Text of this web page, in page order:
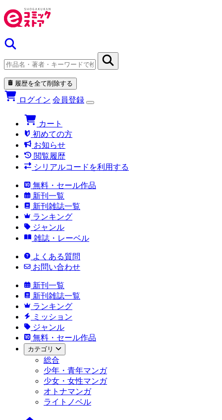
履歴を全て削除する
ログイン 会員登録
カート
初めての方
お知らせ
閲覧履歴
シリアルコードを利用する
無料・セール作品
新刊一覧
新刊雑誌一覧
ランキング
ジャンル
雑誌・レーベル
よくある質問
お問い合わせ
新刊一覧
新刊雑誌一覧
ランキング
ミッション
ジャンル
無料・セール作品
カテゴリ
総合
少年・青年マンガ
少女・女性マンガ
オトナマンガ
ライトノベル